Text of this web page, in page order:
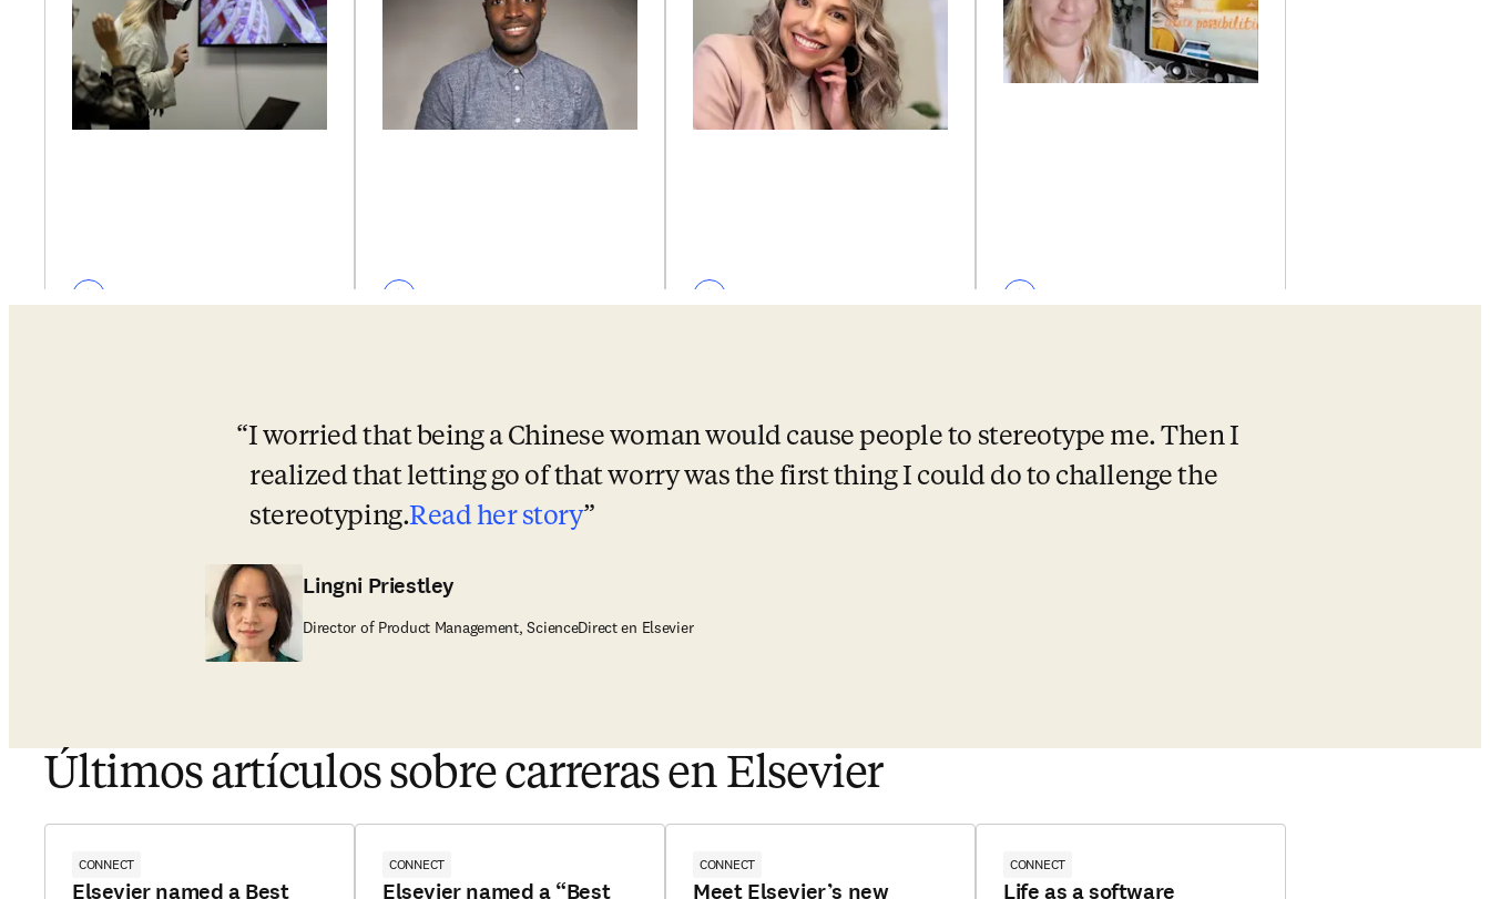
I worried that being a Chinese woman would cause people to stereotype me. Then I
realized that letting go of that worry was the first thing I could do to challenge the
stereotyping.Read her story
Lingni Priestley
Director of Product Management, ScienceDirect en Elsevier
Últimos artículos sobre carreras en Elsevier
CONNECT
Elsevier named a Best
CONNECT
Elsevier named a “Best
CONNECT
Meet Elsevier’s new
CONNECT
Life as a software